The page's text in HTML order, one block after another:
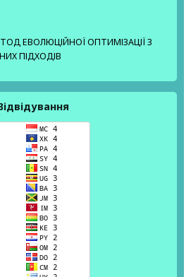
ЕВОЛЮЦІЙНОЇ ОПТИМІЗАЦІЇ З
ПІДХОДІВ